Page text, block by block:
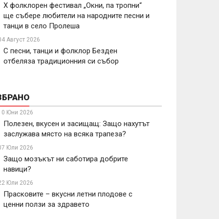
X фолклорен фестивал „Окни, па тропни“
ще събере любители на народните песни и
танци в село Пролеша
Август 2026
С песни, танци и фолклор Безден
отбеляза традиционния си събор
Юни 2026
Полезен, вкусен и засищащ: Защо нахутът
заслужава място на всяка трапеза?
Юли 2026
Защо мозъкът ни саботира добрите
навици?
Юли 2026
Прасковите – вкусни летни плодове с
ценни ползи за здравето